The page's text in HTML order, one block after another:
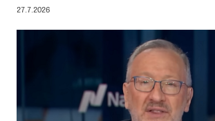
27.7.2026